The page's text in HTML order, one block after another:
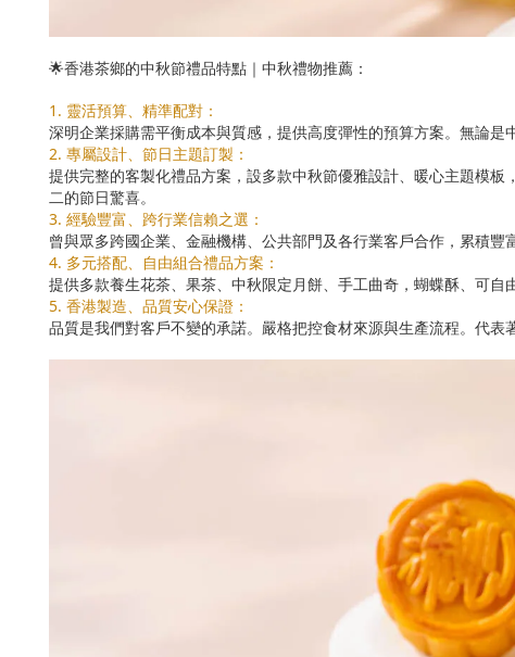
🌟香港茶鄉的中秋節禮品特點｜中秋禮物推薦：
1. 靈活預算、精準配對：
深明企業採購需平衡成本與質感，提供高度彈性的預算方案。無論
2. 專屬設計、節日主題訂製：
提供完整的客製化禮品方案，設多款中秋節優雅設計、暖心主題模
二的節日驚喜。
3. 經驗豐富、跨行業信賴之選：
曾與眾多跨國企業、金融機構、公共部門及各行業客戶合作，累積
4. 多元搭配、自由組合禮品方案：
提供多款養生花茶、果茶、中秋限定月餅、手工曲奇，蝴蝶酥、可自
5. 香港製造、品質安心保證：
品質是我們對客戶不變的承諾。嚴格把控食材來源與生產流程。代表